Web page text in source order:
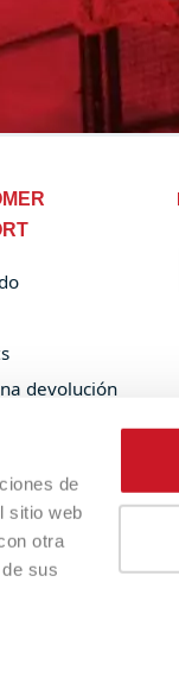
de
sitio web
otra
sus
devolución